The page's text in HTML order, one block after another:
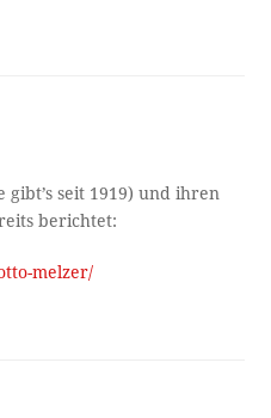
seit 1919) und ihren
berichtet:
melzer/